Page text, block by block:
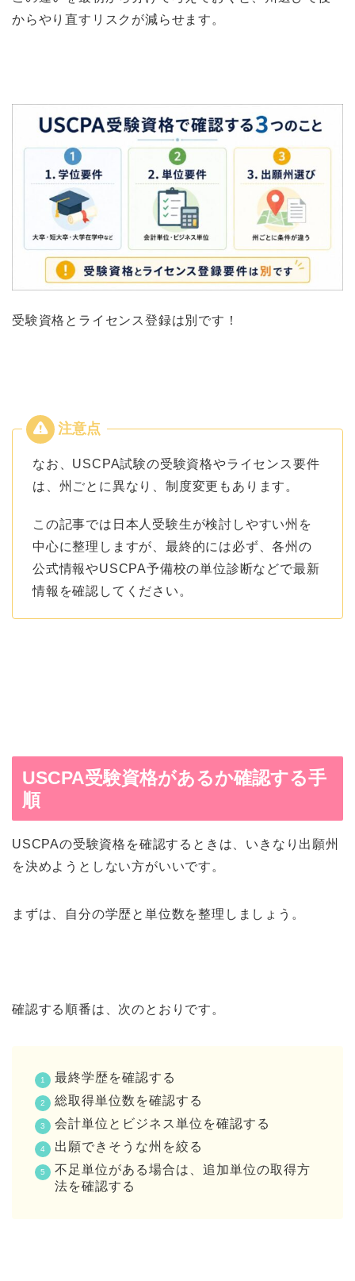
からやり直すリスクが減らせます。
受験資格とライセンス登録は別です！
なお、USCPA試験の受験資格やライセンス要件
は、州ごとに異なり、制度変更もあります。
この記事では日本人受験生が検討しやすい州を
中心に整理しますが、最終的には必ず、各州の
公式情報やUSCPA予備校の単位診断などで最新
情報を確認してください。
USCPA受験資格があるか確認する手
順
USCPAの受験資格を確認するときは、いきなり出願州
を決めようとしない方がいいです。
まずは、自分の学歴と単位数を整理しましょう。
確認する順番は、次のとおりです。
最終学歴を確認する
総取得単位数を確認する
会計単位とビジネス単位を確認する
出願できそうな州を絞る
不足単位がある場合は、追加単位の取得方
法を確認する